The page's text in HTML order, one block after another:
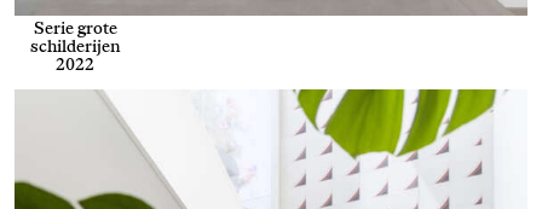
Serie grote
schilderijen
2022